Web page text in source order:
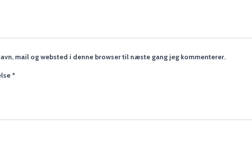
mail og websted i denne browser til næste gang jeg kommenterer.
*